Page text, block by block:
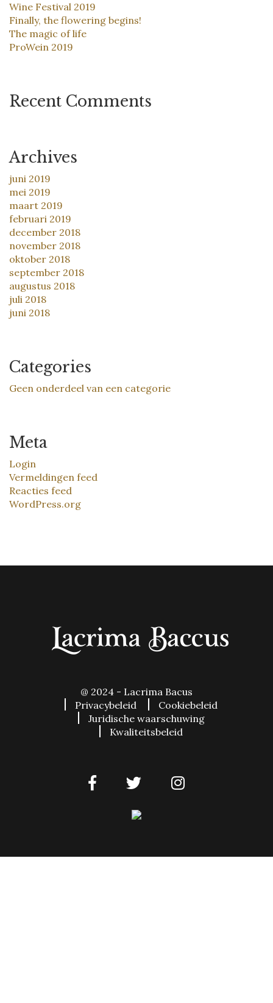
Wine Festival 2019
Finally, the flowering begins!
The magic of life
ProWein 2019
Recent Comments
Archives
juni 2019
mei 2019
maart 2019
februari 2019
december 2018
november 2018
oktober 2018
september 2018
augustus 2018
juli 2018
juni 2018
Categories
Geen onderdeel van een categorie
Meta
Login
Vermeldingen feed
Reacties feed
WordPress.org
@ 2024 - Lacrima Bacus
Privacybeleid
Cookiebeleid
Juridische waarschuwing
Kwaliteitsbeleid